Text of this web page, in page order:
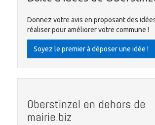
Donnez votre avis en proposant des
réaliser pour améliorer votre commune !
Soyez le premier à déposer une idée !
Oberstinzel en dehors de
mairie.biz